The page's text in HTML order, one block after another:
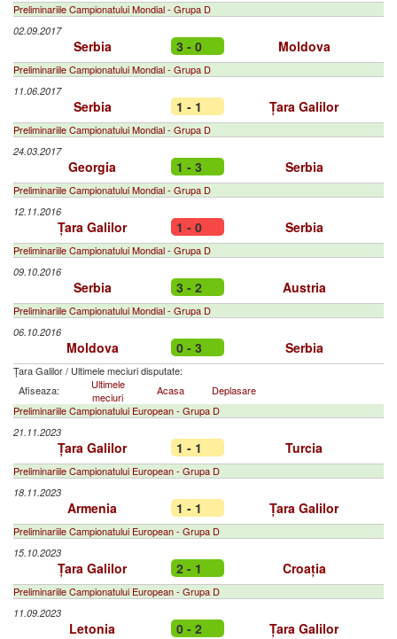
Preliminariile Campionatului Mondial - Grupa D
02.09.2017
Serbia 3 - 0 Moldova
Preliminariile Campionatului Mondial - Grupa D
11.06.2017
Serbia 1 - 1 Țara Galilor
Preliminariile Campionatului Mondial - Grupa D
24.03.2017
Georgia 1 - 3 Serbia
Preliminariile Campionatului Mondial - Grupa D
12.11.2016
Țara Galilor 1 - 0 Serbia
Preliminariile Campionatului Mondial - Grupa D
09.10.2016
Serbia 3 - 2 Austria
Preliminariile Campionatului Mondial - Grupa D
06.10.2016
Moldova 0 - 3 Serbia
Țara Galilor/ Ultimele meciuri disputate:
Afiseaza:
Ultimele
meciuri
Acasa
Deplasare
Preliminariile Campionatului European - Grupa D
21.11.2023
Țara Galilor 1 - 1 Turcia
Preliminariile Campionatului European - Grupa D
18.11.2023
Armenia 1 - 1 Țara Galilor
Preliminariile Campionatului European - Grupa D
15.10.2023
Țara Galilor 2 - 1 Croația
Preliminariile Campionatului European - Grupa D
11.09.2023
Letonia 0 - 2 Țara Galilor